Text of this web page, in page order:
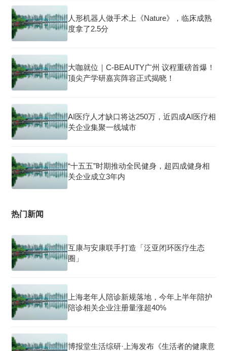
人形机器人做手术上《Nature》，临床成熟
度拿了2.5分
大咖就位｜C-BEAUTY广州 议程重磅首爆！
顶尖产学研嘉宾阵容正式揭晓！
AI医疗人才缺口将达250万，近四成AI医疗相
关企业集聚一线城市
“十五五”时期推动全民健身，超四成健身相
关企业成立3年内
热门新闻
互康与安康联手打造「泛亚闭环医疗生态
圈」
上海老年人陪诊新规落地，今年上半年陪护
陪诊相关企业注册量涨超40%
博报堂生活综研·上海发布《生活者的健康意